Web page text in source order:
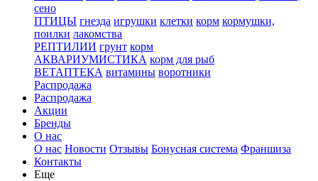
сено
ПТИЦЫ гнезда игрушки клетки корм кормушки,
поилки лакомства
РЕПТИЛИИ грунт корм
АКВАРИУМИСТИКА корм для рыб
ВЕТАПТЕКА витамины воротники
Распродажа
Распродажа
Акции
Бренды
О нас
О нас Новости Отзывы Бонусная система Франшиза
Контакты
Еще